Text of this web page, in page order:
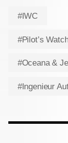
#IWC
#Pilot’s
#Oceana &
#Ingenieur